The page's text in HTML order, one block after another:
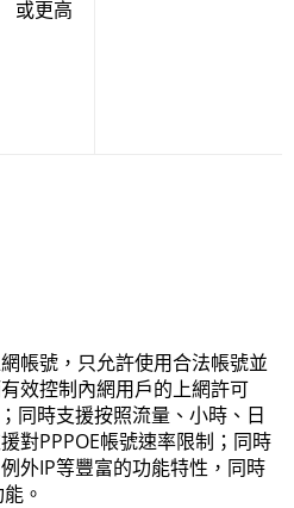
或更高
帳號，只允許使用合法帳號並
效控制內網用戶的上網許可
同時支援按照流量、小時、日
對PPPOE帳號速率限制；同時
外IP等豐富的功能特性，同時
。